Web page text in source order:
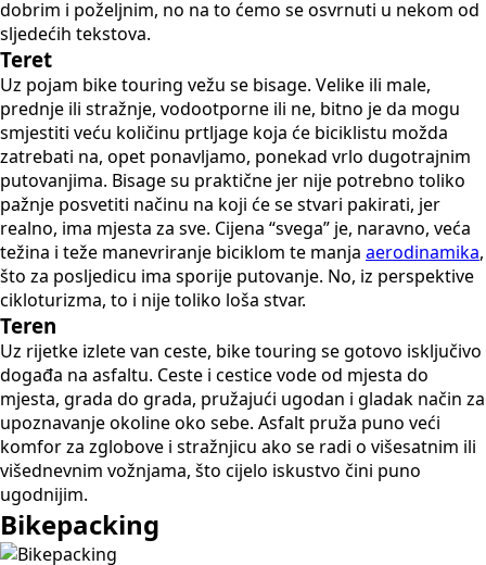
dobrim i poželjnim, no na to ćemo se osvrnuti u nekom od
sljedećih tekstova.
Teret
Uz pojam bike touring vežu se bisage. Velike ili male,
prednje ili stražnje, vodootporne ili ne, bitno je da mogu
smjestiti veću količinu prtljage koja će biciklistu možda
zatrebati na, opet ponavljamo, ponekad vrlo dugotrajnim
putovanjima. Bisage su praktične jer nije potrebno toliko
pažnje posvetiti načinu na koji će se stvari pakirati, jer
realno, ima mjesta za sve. Cijena “svega” je, naravno, veća
težina i teže manevriranje biciklom te manja aerodinamika,
što za posljedicu ima sporije putovanje. No, iz perspektive
cikloturizma, to i nije toliko loša stvar.
Teren
Uz rijetke izlete van ceste, bike touring se gotovo isključivo
događa na asfaltu. Ceste i cestice vode od mjesta do
mjesta, grada do grada, pružajući ugodan i gladak način za
upoznavanje okoline oko sebe. Asfalt pruža puno veći
komfor za zglobove i stražnjicu ako se radi o višesatnim ili
višednevnim vožnjama, što cijelo iskustvo čini puno
ugodnijim.
Bikepacking